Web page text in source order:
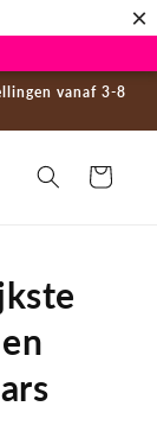
×
vanaf 3-8
Cart